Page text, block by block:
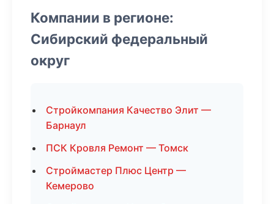
Компании в регионе:
Сибирский федеральный
округ
Стройкомпания Качество Элит —
Барнаул
ПСК Кровля Ремонт — Томск
Строймастер Плюс Центр —
Кемерово